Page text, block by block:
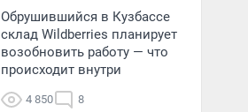
Обрушившийся в Кузбассе
склад Wildberries планирует
возобновить работу — что
происходит внутри
4 850 8